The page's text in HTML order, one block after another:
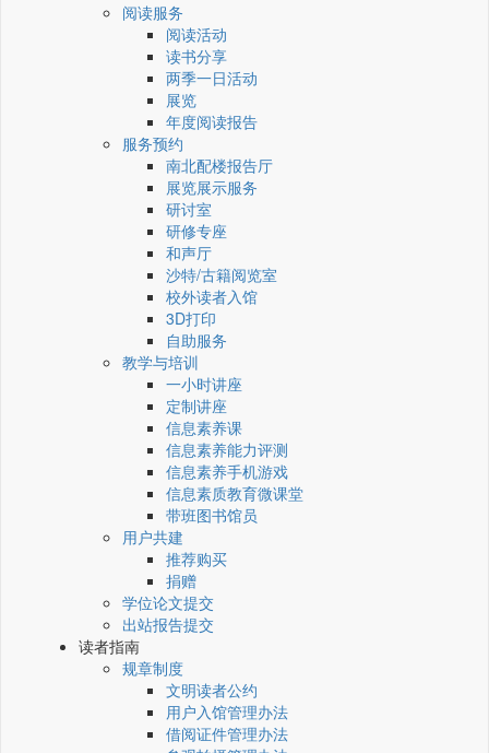
阅读服务
阅读活动
读书分享
两季一日活动
展览
年度阅读报告
服务预约
南北配楼报告厅
展览展示服务
研讨室
研修专座
和声厅
沙特/古籍阅览室
校外读者入馆
3D打印
自助服务
教学与培训
一小时讲座
定制讲座
信息素养课
信息素养能力评测
信息素养手机游戏
信息素质教育微课堂
带班图书馆员
用户共建
推荐购买
捐赠
学位论文提交
出站报告提交
读者指南
规章制度
文明读者公约
用户入馆管理办法
借阅证件管理办法